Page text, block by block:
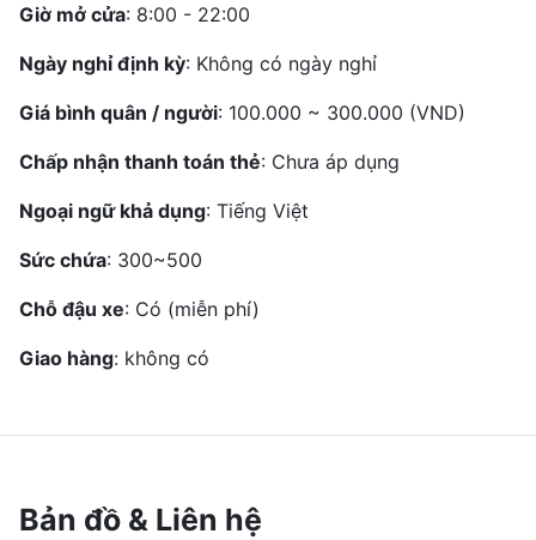
Giờ mở cửa: 8:00 - 22:00
Ngày nghỉ định kỳ: Không có ngày nghỉ
Giá bình quân / người: 100.000 ~ 300.000 (VND)
Chấp nhận thanh toán thẻ: Chưa áp dụng
Ngoại ngữ khả dụng: Tiếng Việt
Sức chứa: 300~500
Chỗ đậu xe: Có (miễn phí)
Giao hàng: không có
Bản đồ & Liên hệ